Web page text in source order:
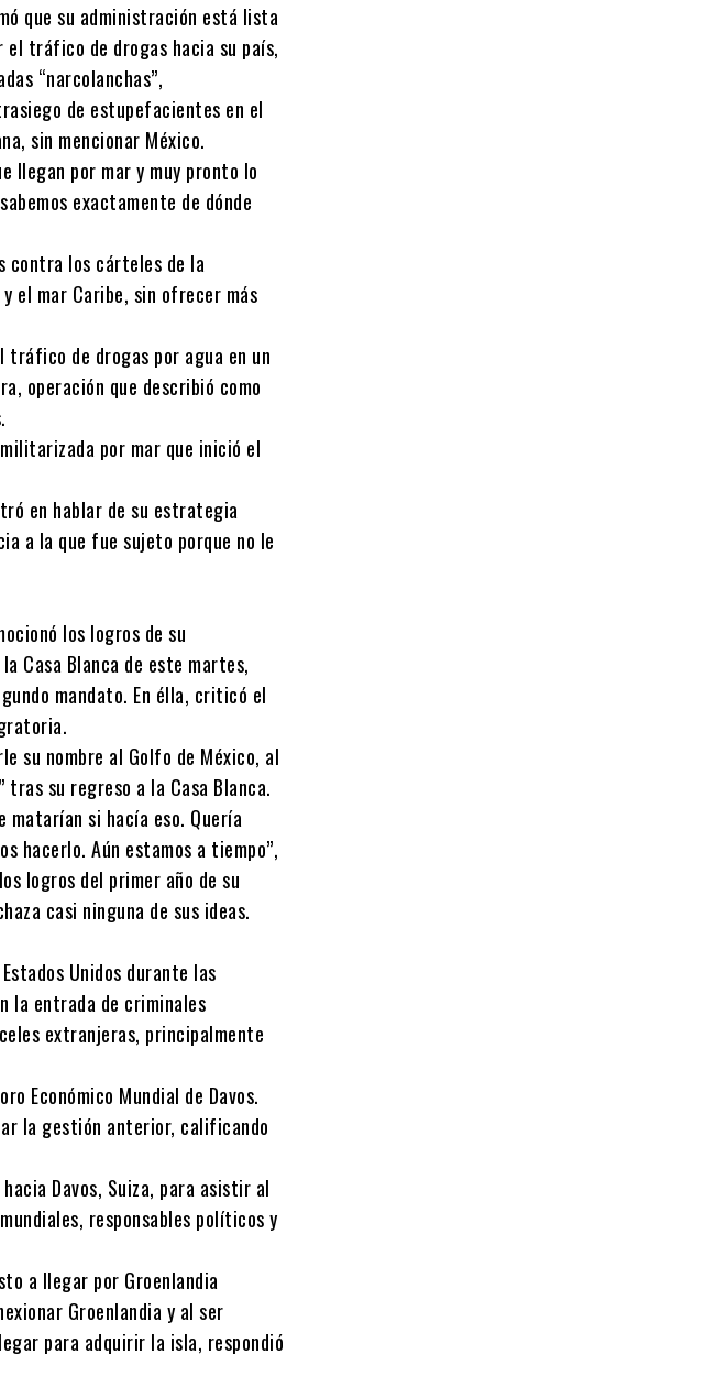
que su administración está lista
tráfico de drogas hacia su país,
“narcolanchas”,
de estupefacientes en el
sin mencionar México.
llegan por mar y muy pronto lo
exactamente de dónde
contra los cárteles de la
el mar Caribe, sin ofrecer más
de drogas por agua en un
operación que describió como
por mar que inició el
en hablar de su estrategia
a la que fue sujeto porque no le
los logros de su
Casa Blanca de este martes,
mandato. En élla, criticó el
su nombre al Golfo de México, al
su regreso a la Casa Blanca.
matarían si hacía eso. Quería
hacerlo. Aún estamos a tiempo”,
logros del primer año de su
casi ninguna de sus ideas.
Unidos durante las
la entrada de criminales
extranjeras, principalmente
Económico Mundial de Davos.
la gestión anterior, calificando
Davos, Suiza, para asistir al
responsables políticos y
a llegar por Groenlandia
Groenlandia y al ser
para adquirir la isla, respondió